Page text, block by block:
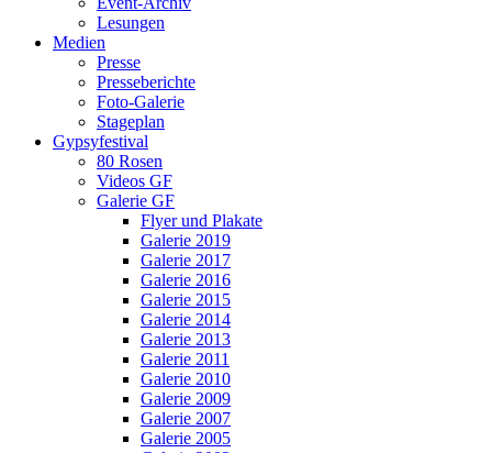
Lesungen
Medien
Presse
Presseberichte
Foto-Galerie
Stageplan
Gypsyfestival
80 Rosen
Videos GF
Galerie GF
Flyer und Plakate
Galerie 2019
Galerie 2017
Galerie 2016
Galerie 2015
Galerie 2014
Galerie 2013
Galerie 2011
Galerie 2010
Galerie 2009
Galerie 2007
Galerie 2005